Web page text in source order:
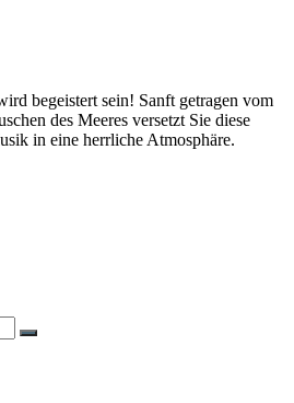
begeistert sein! Sanft getragen vom
des Meeres versetzt Sie diese
in eine herrliche Atmosphäre.